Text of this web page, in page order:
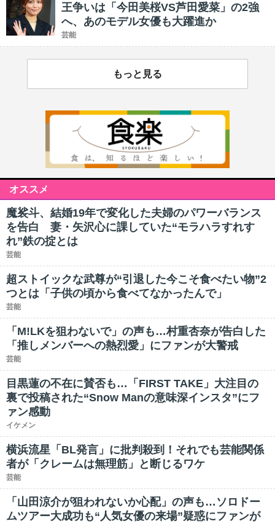
王争いは「今田美桜VS芦田愛菜」の2強
へ、あのモデル女優も大躍進か
芸能
もっと見る
オススメ
魔裟斗、結婚19年で変化した夫婦のパワーバランス
を告白 妻・矢沢心に課していた“モラハラすれす
れ”鉄の掟とは
芸能
超ストイックな武尊が“引退した今こそ食べたい物”2
つとは「子供の頃から食べてなかったんで」
芸能
「M!LKを狙わないで」の声も…村重杏奈が告白した
「推しメンバーへの熱烈愛」にファンが大警戒
芸能
目黒蓮の不在に賛否も…「FIRST TAKE」大注目の
裏で投稿された“Snow Manの意味深インスタ”にフ
ァン感動
イケメン
横浜流星「BL発言」に批判殺到！それでも芸能関係
者が「クレームは無理筋」と断じるワケ
芸能
「山田涼介が狙われないか心配」の声も…ソロドー
ムツアー大成功も“人気女優の来場”疑惑にファンが